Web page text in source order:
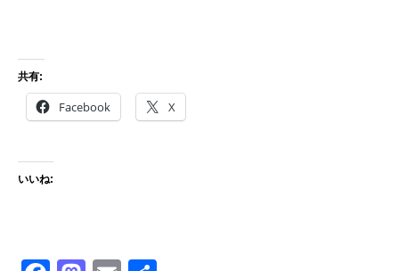
共有:
Facebook X
いいね: